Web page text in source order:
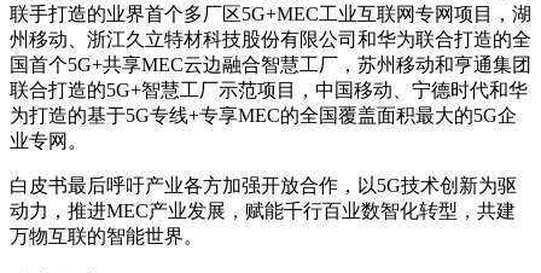
联手打造的业界首个多厂区5G+MEC工业互联网专网项目，湖
州移动、浙江久立特材科技股份有限公司和华为联合打造的全
国首个5G+共享MEC云边融合智慧工厂，苏州移动和亨通集团
联合打造的5G+智慧工厂示范项目，中国移动、宁德时代和华
为打造的基于5G专线+专享MEC的全国覆盖面积最大的5G企
业专网。
白皮书最后呼吁产业各方加强开放合作，以5G技术创新为驱
动力，推进MEC产业发展，赋能千行百业数智化转型，共建
万物互联的智能世界。